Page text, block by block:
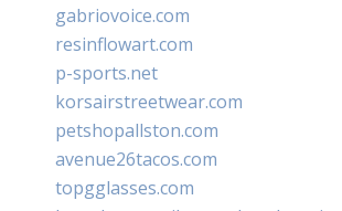
gabriovoice.com
resinflowart.com
p-sports.net
korsairstreetwear.com
petshopallston.com
avenue26tacos.com
topgglasses.com